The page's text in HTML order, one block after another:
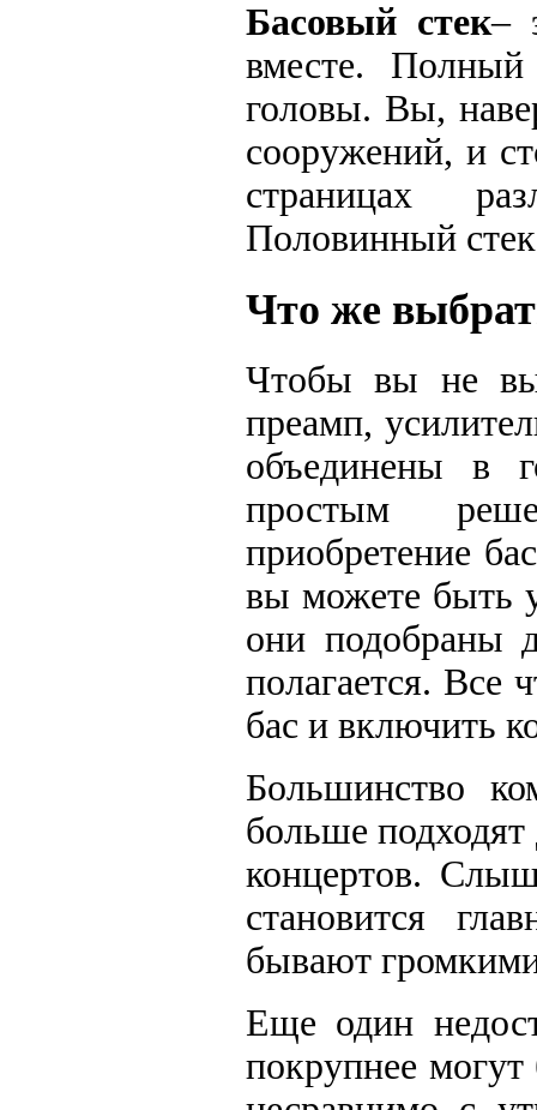
Басовый стек–
вместе.
головы. Вы,
сооружений, и
страницах
Половинный стек
Что же
Чтобы вы не
преамп,
объединены в
простым
приобретение
вы можете быть
они подобраны
полагается. Все
бас и включить
Большинство
больше
концертов.
становится
бывают
Еще один
покрупнее